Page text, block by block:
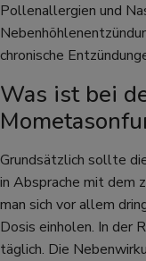
Pollenallergien und
chronische
Was ist bei
Grundsätzlich sollte
in Absprache mit dem
man sich vor allem
Dosis einholen. In der
täglich. Die